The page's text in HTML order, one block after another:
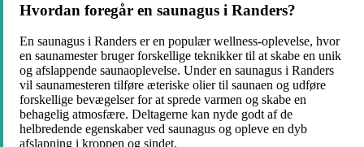
Hvordan foregår en saunagus i Randers?
En saunagus i Randers er en populær wellness-oplevelse, hvor
en saunamester bruger forskellige teknikker til at skabe en unik
og afslappende saunaoplevelse. Under en saunagus i Randers
vil saunamesteren tilføre æteriske olier til saunaen og udføre
forskellige bevægelser for at sprede varmen og skabe en
behagelig atmosfære. Deltagerne kan nyde godt af de
helbredende egenskaber ved saunagus og opleve en dyb
afslapning i kroppen og sindet.